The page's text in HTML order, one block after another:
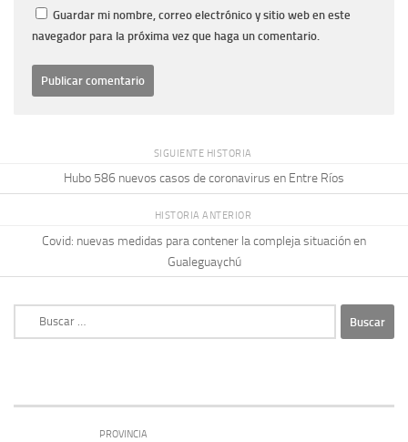
Guardar mi nombre, correo electrónico y sitio web en este
navegador para la próxima vez que haga un comentario.
SIGUIENTE HISTORIA
Hubo 586 nuevos casos de coronavirus en Entre Ríos
HISTORIA ANTERIOR
Covid: nuevas medidas para contener la compleja situación en
Gualeguaychú
Buscar:
PROVINCIA